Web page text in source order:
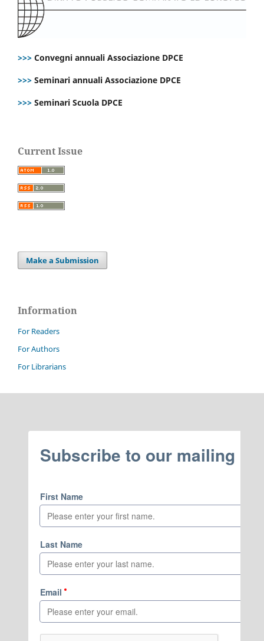
>>> Convegni annuali Associazione DPCE
>>> Seminari annuali Associazione DPCE
>>> Seminari Scuola DPCE
Current Issue
Make a Submission
Information
For Readers
For Authors
For Librarians